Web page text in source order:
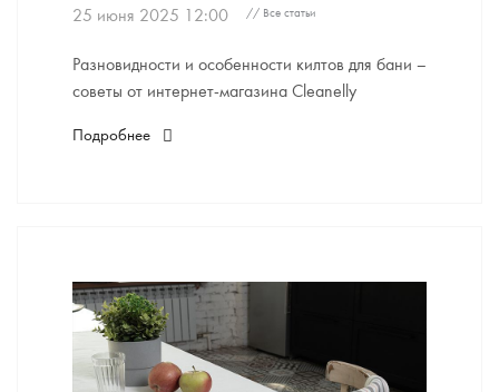
25 июня 2025 12:00
// Все статьи
Разновидности и особенности килтов для бани –
советы от интернет-магазина Cleanelly
Подробнее